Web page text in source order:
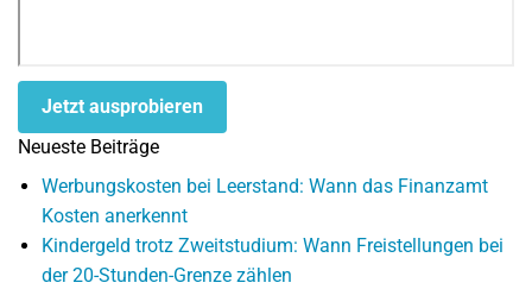
Jetzt ausprobieren
Neueste Beiträge
Werbungskosten bei Leerstand: Wann das Finanzamt
Kosten anerkennt
Kindergeld trotz Zweitstudium: Wann Freistellungen bei
der 20-Stunden-Grenze zählen